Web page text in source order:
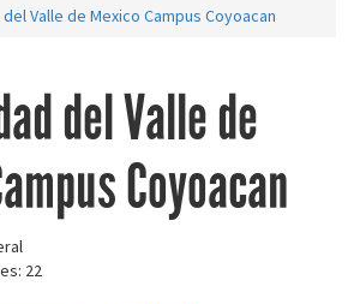
Valle de Mexico Campus Coyoacan
del Valle de
Coyoacan
22